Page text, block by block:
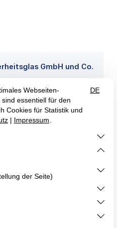
GmbH und Co.
GmbH und Co.
Inc.